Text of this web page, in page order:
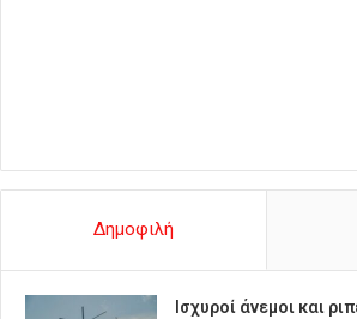
Δημοφιλή
Ισχυροί άνεμοι και